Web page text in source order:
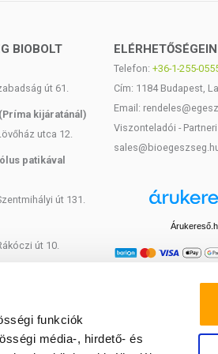
funkciók
média-, hirdető- és
BIOBOLT
út 61.
kijáratánál)
utca 12.
patikával
út 131.
út 10.
Telefon: +36-1-255-
Cím: 1184 Budapest,
Email:
Viszonteladói - Partneri